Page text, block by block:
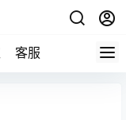
客服